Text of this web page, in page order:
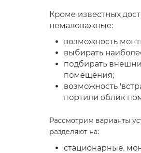
Кроме известных
немаловажные:
возможность
выбирать
подбирать
помещения;
возможность
портили облик
Рассмотрим варианты
разделяют на:
стационарные,